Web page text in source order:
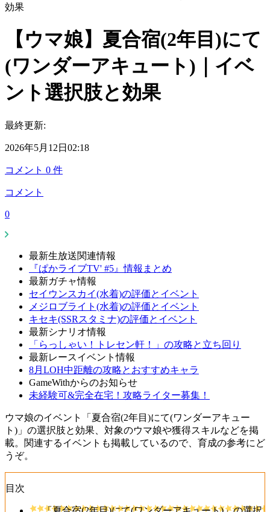
効果
【ウマ娘】夏合宿(2年目)にて
(ワンダーアキュート)｜イベ
ント選択肢と効果
最終更新:
2026年5月12日02:18
コメント 0 件
コメント
0
最新生放送関連情報
『ぱかライブTV' #5』情報まとめ
最新ガチャ情報
セイウンスカイ(水着)の評価とイベント
メジロブライト(水着)の評価とイベント
キセキ(SSRスタミナ)の評価とイベント
最新シナリオ情報
「らっしゃい！トレセン軒！」の攻略と立ち回り
最新レースイベント情報
8月LOH中距離の攻略とおすすめキャラ
GameWithからのお知らせ
未経験可&完全在宅！攻略ライター募集！
ウマ娘のイベント「夏合宿(2年目)にて(ワンダーアキュー
ト)」の選択肢と効果、対象のウマ娘や獲得スキルなどを掲
載。関連するイベントも掲載しているので、育成の参考にど
うぞ。
目次